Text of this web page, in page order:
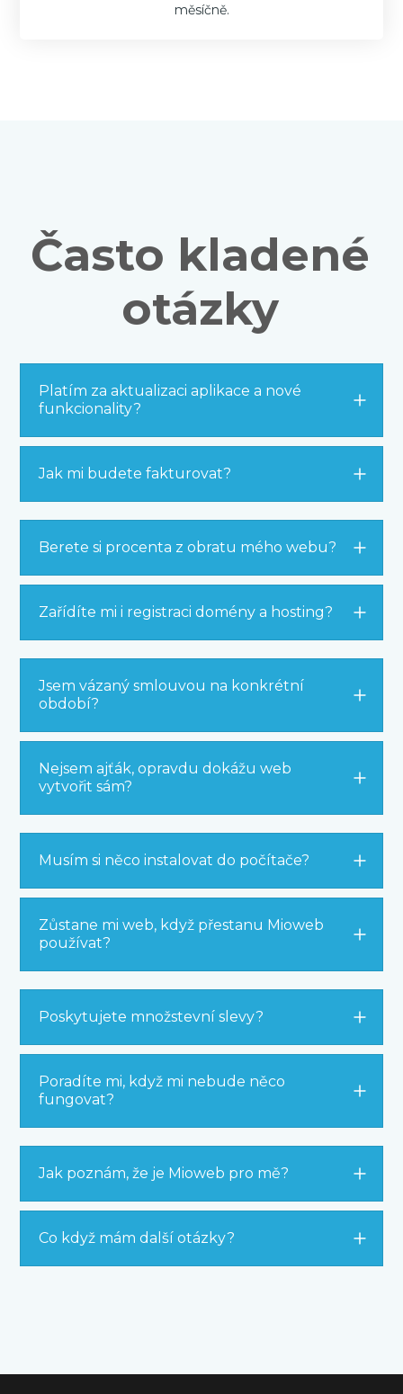
měsíčně.
Často kladené
otázky
Platím za aktualizaci aplikace a nové
funkcionality?
Jak mi budete fakturovat?
Berete si procenta z obratu mého webu?
Zařídíte mi i registraci domény a hosting?
Jsem vázaný smlouvou na konkrétní
období?
Nejsem ajťák, opravdu dokážu web
vytvořit sám?
Musím si něco instalovat do počítače?
Zůstane mi web, když přestanu Mioweb
používat?
Poskytujete množstevní slevy?
Poradíte mi, když mi nebude něco
fungovat?
Jak poznám, že je Mioweb pro mě?
Co když mám další otázky?